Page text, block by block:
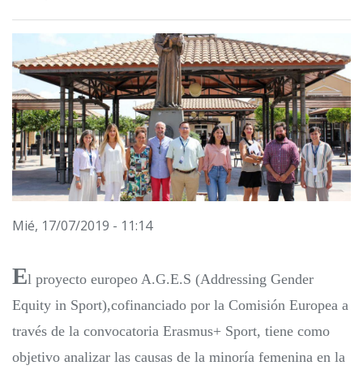
Mié, 17/07/2019 - 11:14
El proyecto europeo A.G.E.S (Addressing Gender
Equity in Sport),cofinanciado por la Comisión Europea a
través de la convocatoria Erasmus+ Sport, tiene como
objetivo analizar las causas de la minoría femenina en la